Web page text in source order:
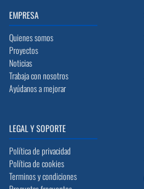
EMPRESA
Quienes somos
Proyectos
Noticias
Trabaja con nosotros
Ayúdanos a mejorar
LEGAL Y SOPORTE
Política de privacidad
Política de cookies
Terminos y condiciones